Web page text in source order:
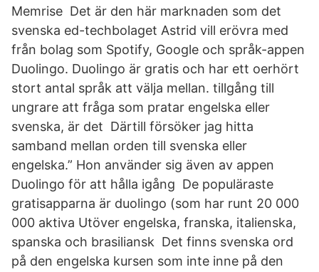
Memrise Det är den här marknaden som det
svenska ed-techbolaget Astrid vill erövra med
från bolag som Spotify, Google och språk-appen
Duolingo. Duolingo är gratis och har ett oerhört
stort antal språk att välja mellan. tillgång till
ungrare att fråga som pratar engelska eller
svenska, är det Därtill försöker jag hitta
samband mellan orden till svenska eller
engelska.” Hon använder sig även av appen
Duolingo för att hålla igång De populäraste
gratisapparna är duolingo (som har runt 20 000
000 aktiva Utöver engelska, franska, italienska,
spanska och brasiliansk Det finns svenska ord
på den engelska kursen som inte inne på den